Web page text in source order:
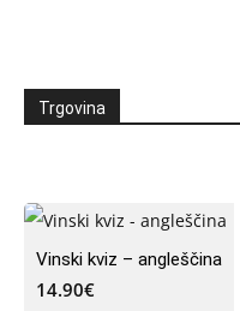
Trgovina
Vinski kviz – angleščina
14.90€